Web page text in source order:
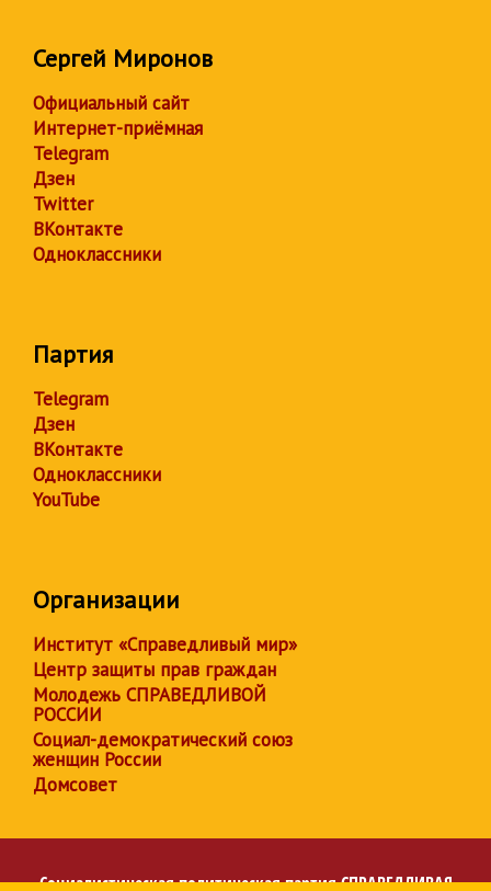
Сергей Миронов
Официальный сайт
Интернет-приёмная
Telegram
Дзен
Twitter
ВКонтакте
Одноклассники
Партия
Telegram
Дзен
ВКонтакте
Одноклассники
YouTube
Организации
Институт «Справедливый мир»
Центр защиты прав граждан
Молодежь СПРАВЕДЛИВОЙ
РОССИИ
Социал-демократический союз
женщин России
Домсовет
Социалистическая политическая партияСПРАВЕДЛИВАЯ